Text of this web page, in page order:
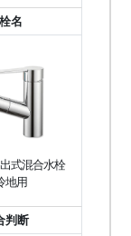
名
式混合水栓
地用
判断